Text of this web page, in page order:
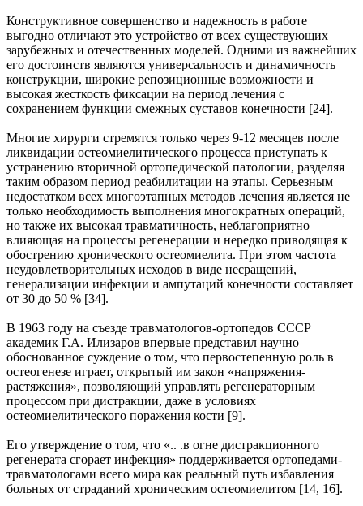
Конструктивное совершенство и надежность в работе
выгодно отличают это устройство от всех существующих
зарубежных и отечественных моделей. Одними из важнейших
его достоинств являются универсальность и динамичность
конструкции, широкие репозиционные возможности и
высокая жесткость фиксации на период лечения с
сохранением функции смежных суставов конечности [24].
Многие хирурги стремятся только через 9-12 месяцев после
ликвидации остеомиелитического процесса приступать к
устранению вторичной ортопедической патологии, разделяя
таким образом период реабилитации на этапы. Серьезным
недостатком всех многоэтапных методов лечения является не
только необходимость выполнения многократных операций,
но также их высокая травматичность, неблагоприятно
влияющая на процессы регенерации и нередко приводящая к
обострению хронического остеомиелита. При этом частота
неудовлетворительных исходов в виде несращений,
генерализации инфекции и ампутаций конечности составляет
от 30 до 50 % [34].
В 1963 году на съезде травматологов-ортопедов СССР
академик Г.А. Илизаров впервые представил научно
обоснованное суждение о том, что первостепенную роль в
остеогенезе играет, открытый им закон «напряжения-
растяжения», позволяющий управлять регенераторным
процессом при дистракции, даже в условиях
остеомиелитического поражения кости [9].
Его утверждение о том, что «.. .в огне дистракционного
регенерата сгорает инфекция» поддерживается ортопедами-
травматологами всего мира как реальный путь избавления
больных от страданий хроническим остеомиелитом [14, 16].